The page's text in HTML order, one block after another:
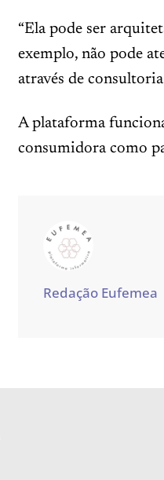
“Ela pode ser
exemplo, não pode
através de
A plataforma
consumidora como
Redação Eufemea